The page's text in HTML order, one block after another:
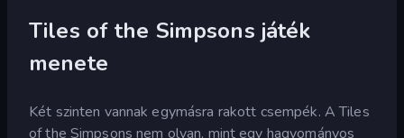
Tiles of the Simpsons játék
menete
Két szinten vannak egymásra rakott csempék. A Tiles
of the Simpsons nem olyan, mint egy hagyományos